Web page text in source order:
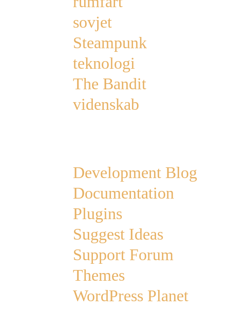
sovjet
Steampunk
teknologi
The Bandit
videnskab
Development Blog
Documentation
Plugins
Suggest Ideas
Support Forum
Themes
WordPress Planet